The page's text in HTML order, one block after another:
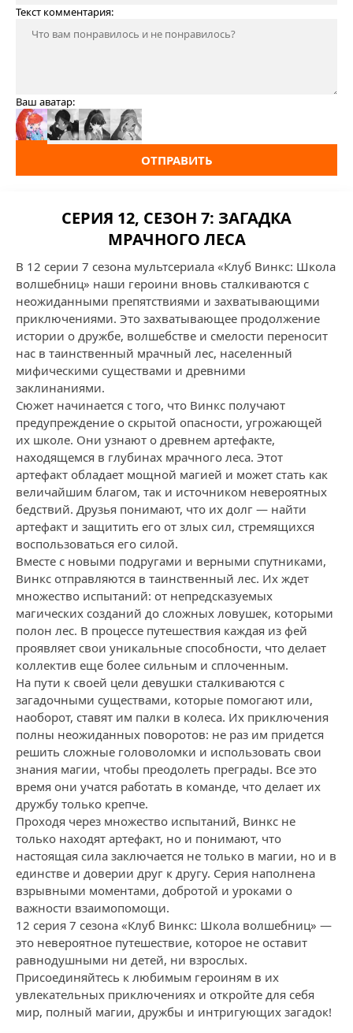
Текст комментария:
Ваш аватар:
ОТПРАВИТЬ
СЕРИЯ 12, СЕЗОН 7: ЗАГАДКА
МРАЧНОГО ЛЕСА
В 12 серии 7 сезона мультсериала «Клуб Винкс: Школа
волшебниц» наши героини вновь сталкиваются с
неожиданными препятствиями и захватывающими
приключениями. Это захватывающее продолжение
истории о дружбе, волшебстве и смелости переносит
нас в таинственный мрачный лес, населенный
мифическими существами и древними
заклинаниями.
Сюжет начинается с того, что Винкс получают
предупреждение о скрытой опасности, угрожающей
их школе. Они узнают о древнем артефакте,
находящемся в глубинах мрачного леса. Этот
артефакт обладает мощной магией и может стать как
величайшим благом, так и источником невероятных
бедствий. Друзья понимают, что их долг — найти
артефакт и защитить его от злых сил, стремящихся
воспользоваться его силой.
Вместе с новыми подругами и верными спутниками,
Винкс отправляются в таинственный лес. Их ждет
множество испытаний: от непредсказуемых
магических созданий до сложных ловушек, которыми
полон лес. В процессе путешествия каждая из фей
проявляет свои уникальные способности, что делает
коллектив еще более сильным и сплоченным.
На пути к своей цели девушки сталкиваются с
загадочными существами, которые помогают или,
наоборот, ставят им палки в колеса. Их приключения
полны неожиданных поворотов: не раз им придется
решить сложные головоломки и использовать свои
знания магии, чтобы преодолеть преграды. Все это
время они учатся работать в команде, что делает их
дружбу только крепче.
Проходя через множество испытаний, Винкс не
только находят артефакт, но и понимают, что
настоящая сила заключается не только в магии, но и в
единстве и доверии друг к другу. Серия наполнена
взрывными моментами, добротой и уроками о
важности взаимопомощи.
12 серия 7 сезона «Клуб Винкс: Школа волшебниц» —
это невероятное путешествие, которое не оставит
равнодушными ни детей, ни взрослых.
Присоединяйтесь к любимым героиням в их
увлекательных приключениях и откройте для себя
мир, полный магии, дружбы и интригующих загадок!